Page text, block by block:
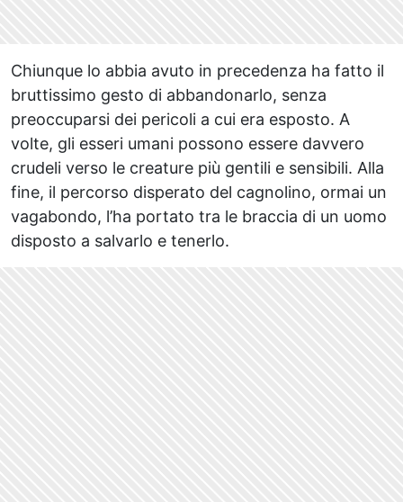
Chiunque lo abbia avuto in precedenza ha fatto il
bruttissimo gesto di abbandonarlo, senza
preoccuparsi dei pericoli a cui era esposto. A
volte, gli esseri umani possono essere davvero
crudeli verso le creature più gentili e sensibili. Alla
fine, il percorso disperato del cagnolino, ormai un
vagabondo, l’ha portato tra le braccia di un uomo
disposto a salvarlo e tenerlo.